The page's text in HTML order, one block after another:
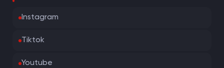
Instagram
Tiktok
Youtube